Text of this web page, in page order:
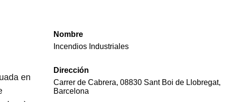
en
Nombre
Incendios Industriales
Dirección
Carrer de Cabrera, 08830 Sant Boi de Llobregat,
Barcelona